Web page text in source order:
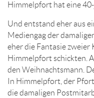
Himmelpfort hat eine
Und entstand eher aus
Mediengag der
eher die Fantasie zweier
Himmelpfort schickten.
den Weihnachtsmann.
In Himmelpfort, der
die damaligen